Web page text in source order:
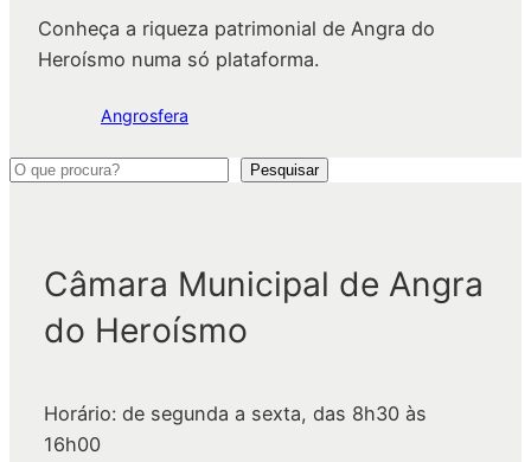
Conheça a riqueza patrimonial de Angra do
Heroísmo numa só plataforma.
Angrosfera
P
Pesquisar
Câmara Municipal de Angra
do Heroísmo
Horário: de segunda a sexta, das 8h30 às
16h00